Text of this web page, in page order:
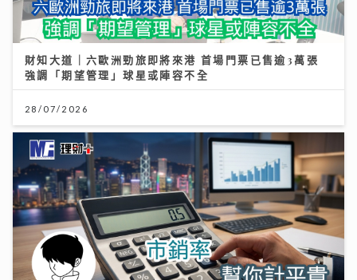
財知大道｜六歐洲勁旅即將來港 首場門票已售逾3萬張
強調「期望管理」球星或陣容不全
28/07/2026